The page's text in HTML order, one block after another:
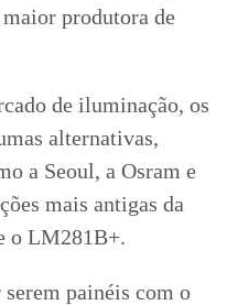
produtora de
de iluminação, os
alternativas,
a Seoul, a Osram e
mais antigas da
o LM281B+.
painéis com o